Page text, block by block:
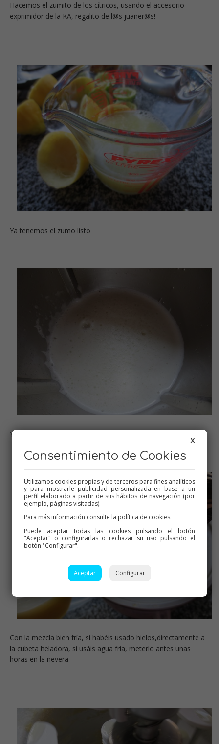
Hacemos el zumito de los cítricos, usando el accesorio
exprimidor de la KA, regalito de l@s juaner@s!
Ya tenemos el zumo listo
Y trituramos bien
Con la mezcla bien fría, si habéis usado hielos,directamente a
la cubeta heladora, si usáis agua fría, meterlo antes unas
horas en la nevera
X
Consentimiento de Cookies
Utilizamos cookies propias y de terceros para fines analíticos
y para mostrarle publicidad personalizada en base a un
perfil elaborado a partir de sus hábitos de navegación (por
ejemplo, páginas visitadas).
Para más información consulte la política de cookies.
Puede aceptar todas las cookies pulsando el botón
"Aceptar" o configurarlas o rechazar su uso pulsando el
botón "Configurar".
Aceptar Configurar